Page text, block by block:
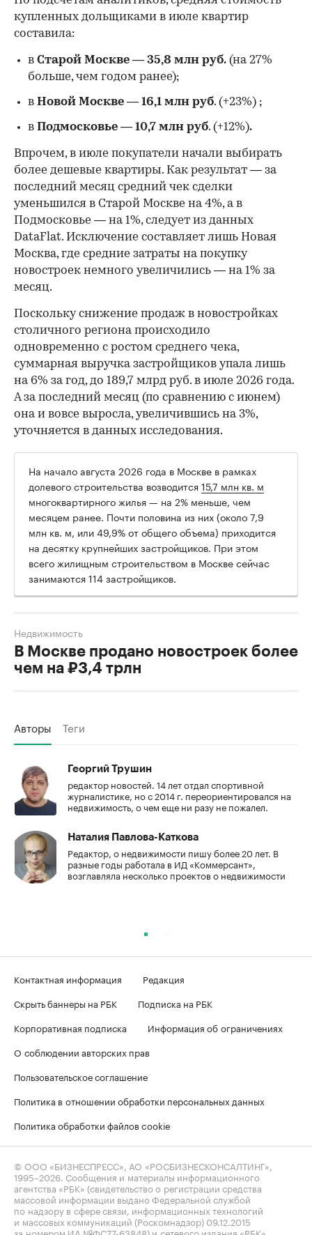
купленных дольщиками в июле квартир
составила:
в Старой Москве — 35,8 млн руб. (на 27%
больше, чем годом ранее);
в Новой Москве — 16,1 млн руб. (+23%) ;
в Подмосковье — 10,7 млн руб. (+12%).
Впрочем, в июле покупатели начали выбирать
более дешевые квартиры. Как результат — за
последний месяц средний чек сделки
уменьшился в Старой Москве на 4%, а в
Подмосковье — на 1%, следует из данных
DataFlat. Исключение составляет лишь Новая
Москва, где средние затраты на покупку
новостроек немного увеличились — на 1% за
месяц.
Поскольку снижение продаж в новостройках
столичного региона происходило
одновременно с ростом среднего чека,
суммарная выручка застройщиков упала лишь
на 6% за год, до 189,7 млрд руб. в июле 2026 года.
А за последний месяц (по сравнению с июнем)
она и вовсе выросла, увеличившись на 3%,
уточняется в данных исследования.
На начало августа 2026 года в Москве в рамках
долевого строительства возводится15,7 млн кв. м
многоквартирного жилья — на 2% меньше, чем
месяцем ранее. Почти половина из них (около 7,9
млн кв. м, или 49,9% от общего объема) приходится
на десятку крупнейших застройщиков. При этом
всего жилищным строительством в Москве сейчас
занимаются 114 застройщиков.
В Москве продано новостроек более
чем на ₽3,4 трлн
Недвижимость
Авторы Теги
Георгий Трушин
редактор новостей. 14 лет отдал спортивной
журналистике, но с 2014 г. переориентировался на
недвижимость, о чем еще ни разу не пожалел.
Наталия Павлова-Каткова
Редактор, о недвижимости пишу более 20 лет. В
разные годы работала в ИД «Коммерсант»,
возглавляла несколько проектов о недвижимости
Контактная информация
Редакция
Скрыть баннеры на РБК
Подписка на РБК
Корпоративная подписка
Информация об ограничениях
О соблюдении авторских прав
Пользовательское соглашение
Политика в отношении обработки персональных данных
Политика обработки файлов cookie
© ООО «БИЗНЕСПРЕСС», АО «РОСБИЗНЕСКОНСАЛТИНГ»,
1995–2026. Сообщения и материалы информационного
агентства «РБК» (свидетельство о регистрации средства
массовой информации выдано Федеральной службой
по надзору в сфере связи, информационных технологий
и массовых коммуникаций (Роскомнадзор) 09.12.2015